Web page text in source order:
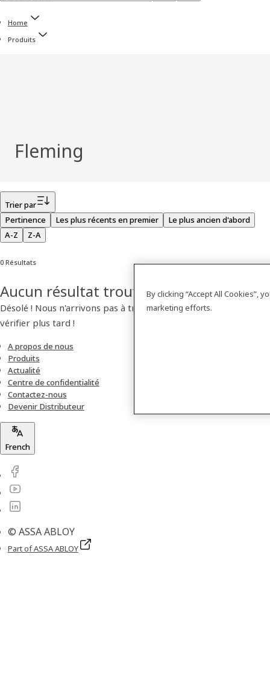
Home
Produits
Fleming
Trier par
Pertinence
Les plus récents en premier
Le plus ancien d'abord
A-Z
Z-A
0 Résultats
Aucun résultat trouvé
Désolé ! Nous n'arrivons pas à trouver de produit. Veuillez
vérifier plus tard !
A propos de nous
Produits
Actualité
Centre de confidentialité
Contactez-nous
Devenir Distributeur
French
© ASSA ABLOY
Part of ASSA ABLOY
By clicking “Accept All Cookies”,
marketing efforts.